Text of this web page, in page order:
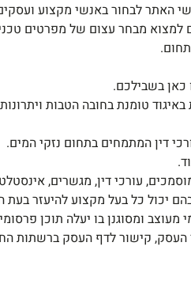
האתר לבחור באנשי מקצוע
מבחר עצום של מפרטים
כאן בשבילכם.
טומנת בחובה הטבות
דין המתמחים בתחום נזקי המים.
עורכי דין, מגשרים,
יכול כל בעל מקצוע להיעזר בעת
ומסוגנן בו יעלה תוכן
קישור לדף העסק ברשתות